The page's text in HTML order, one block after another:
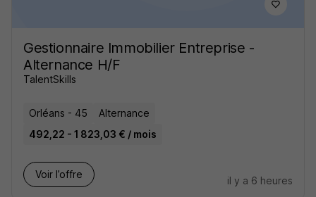
Gestionnaire Immobilier Entreprise -
Alternance H/F
TalentSkills
Orléans - 45
Alternance
492,22 - 1 823,03 € / mois
Voir l’offre
il y a 6 heures